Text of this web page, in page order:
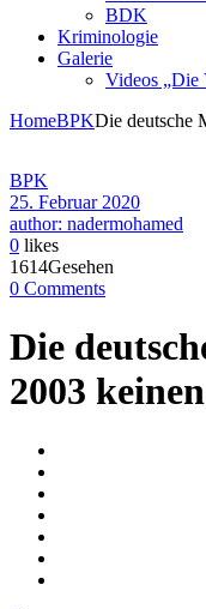
BDK
Kriminologie
Galerie
Videos „Die
HomeBPKDie deutsche
BPK
25. Februar 2020
author: nadermohamed
0 likes
1614Gesehen
0 Comments
Die
2003